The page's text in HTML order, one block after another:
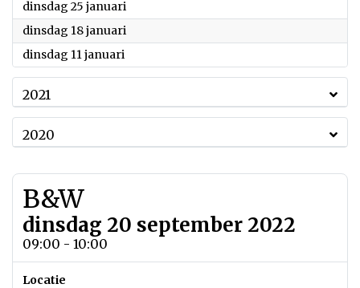
dinsdag 25 januari
dinsdag 18 januari
dinsdag 11 januari
2021
2020
B&W
dinsdag 20 september 2022
09:00 - 10:00
Locatie